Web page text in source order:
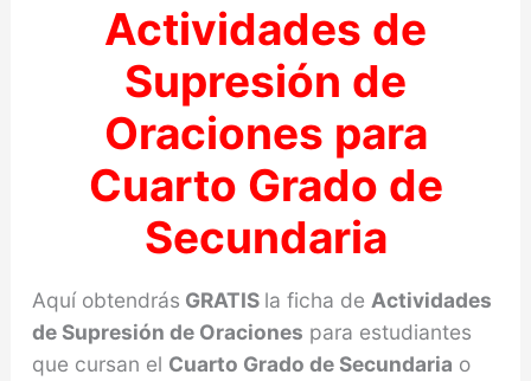
Actividades de
Supresión de
Oraciones para
Cuarto Grado de
Secundaria
Aquí obtendrás GRATIS la ficha de Actividades
de Supresión de Oraciones para estudiantes
que cursan el Cuarto Grado de Secundaria o